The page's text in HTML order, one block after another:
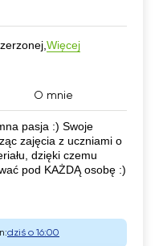
Więcej
O mnie
pasja :) Swoje
zajęcia z uczniami o
dzięki czemu
pod KAŻDĄ osobę :)
dziś o 16:00